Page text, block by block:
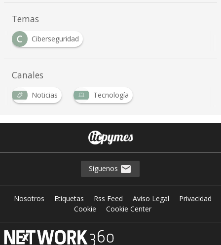
Temas
C
Ciberseguridad
Canales
Noticias Tecnología
Síguenos
Nosotros Etiquetas Rss Feed Aviso Legal
Privacidad
Cookie
Cookie Center